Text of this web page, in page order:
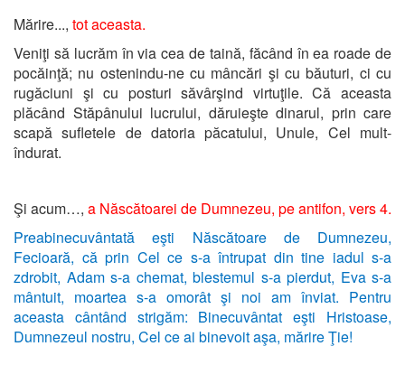
Mărire..., tot aceasta.
Veniţi să lucrăm în via cea de taină, făcând în ea roade de
pocăinţă; nu ostenindu-ne cu mâncări şi cu băuturi, ci cu
rugăciuni şi cu posturi săvârşind virtuţile. Că aceasta
plăcând Stăpânului lucrului, dăruieşte dinarul, prin care
scapă sufletele de datoria păcatului, Unule, Cel mult-
îndurat.
Şi acum…, a Născătoarei de Dumnezeu, pe antifon, vers 4.
Preabinecuvântată eşti Născătoare de Dumnezeu,
Fecioară, că prin Cel ce s-a întrupat din tine iadul s-a
zdrobit, Adam s-a chemat, blestemul s-a pierdut, Eva s-a
mântuit, moartea s-a omorât şi noi am înviat. Pentru
aceasta cântând strigăm: Binecuvântat eşti Hristoase,
Dumnezeul nostru, Cel ce ai binevoit aşa, mărire Ţie!